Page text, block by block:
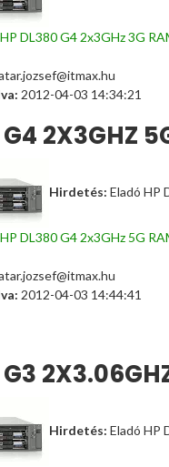
HP DL380 G4 2x3GHz 3G
2012-04-03 14:34:21
2X3GHZ
Hirdetés: Eladó HP
HP DL380 G4 2x3GHz 5G
2012-04-03 14:44:41
Hirdetés: Eladó HP